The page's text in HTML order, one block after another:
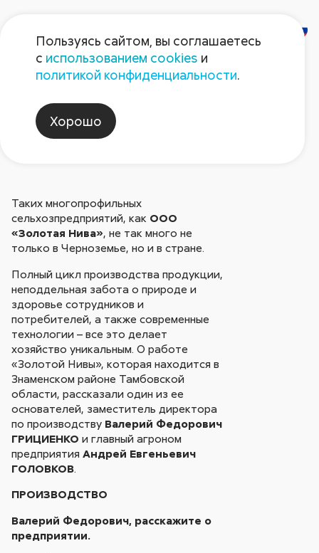
Ради будущего
Герой номера
Таких многопрофильных
сельхозпредприятий, как ООО
«Золотая Нива», не так много не
только в Черноземье, но и в стране.
Полный цикл производства продукции,
неподдельная забота о природе и
здоровье сотрудников и
потребителей, а также современные
технологии – все это делает
хозяйство уникальным. О работе
«Золотой Нивы», которая находится в
Знаменском районе Тамбовской
области, рассказали один из ее
основателей, заместитель директора
по производству Валерий Федорович
ГРИЦИЕНКО и главный агроном
предприятияАндрей Евгеньевич
ГОЛОВКОВ.
ПРОИЗВОДСТВО
Валерий Федорович, расскажите о
предприятии.
Пользуясь сайтом, вы соглашаетесь
с использованием cookies и
политикой конфиденциальности.
Хорошо